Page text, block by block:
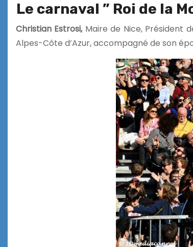
Le carnaval ” Roi de la
Christian Estrosi, Maire de Nice, Président
Alpes-Côte d’Azur, accompagné de son